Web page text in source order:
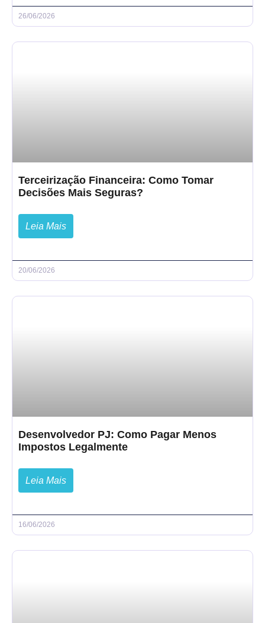
26/06/2026
Terceirização Financeira: Como Tomar
Decisões Mais Seguras?
Leia Mais
20/06/2026
Desenvolvedor PJ: Como Pagar Menos
Impostos Legalmente
Leia Mais
16/06/2026